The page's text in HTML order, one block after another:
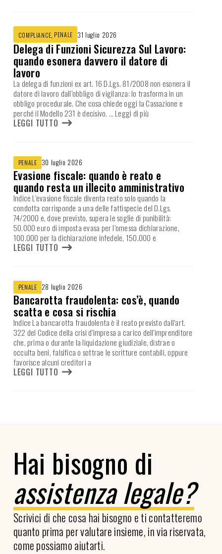
COMPLIANCE, PENALE 31 luglio 2026
Delega di Funzioni Sicurezza Sul Lavoro:
quando esonera davvero il datore di
lavoro
La delega di funzioni ex art. 16 D.Lgs. 81/2008 non esonera il
datore di lavoro dall’obbligo di vigilanza: lo trasforma in un
obbligo procedurale. Che cosa chiede oggi la Cassazione e
perché il Modello 231 è decisivo. … Leggi di più
LEGGI TUTTO
PENALE 30 luglio 2026
Evasione fiscale: quando è reato e
quando resta un illecito amministrativo
Indice L’evasione fiscale diventa reato solo quando la
condotta corrisponde a una delle fattispecie del D.Lgs.
74/2000 e, dove previsto, supera le soglie di punibilità:
50.000 euro di imposta evasa per l’omessa dichiarazione,
100.000 per la dichiarazione infedele, 150.000 e
LEGGI TUTTO
PENALE 28 luglio 2026
Bancarotta fraudolenta: cos’è, quando
scatta e cosa si rischia
Indice La bancarotta fraudolenta è il reato previsto dall’art.
322 del Codice della crisi d’impresa a carico dell’imprenditore
che, prima o durante la liquidazione giudiziale, distrae o
occulta beni, falsifica o sottrae le scritture contabili, oppure
favorisce alcuni creditori a
LEGGI TUTTO
Hai bisogno di
assistenza legale?
Scrivici di che cosa hai bisogno e ti contatteremo
quanto prima per valutare insieme, in via riservata,
come possiamo aiutarti.